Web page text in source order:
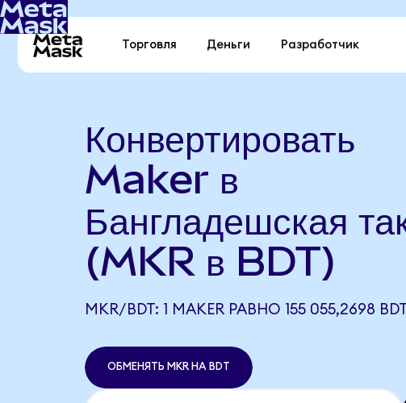
Торговля Деньги Разработчик
Конвертировать
Maker в
Бангладешская
(MKR в BDT)
MKR/BDT: 1 MAKER РАВНО 155 055,2698
ОБМЕНЯТЬ MKR НА BDT